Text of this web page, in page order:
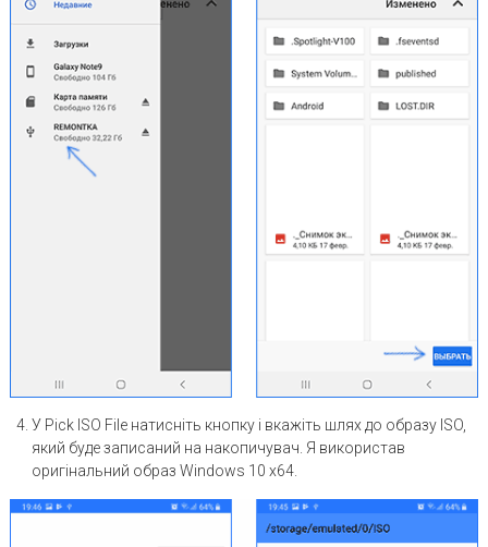
У Pick ISO File натисніть кнопку і вкажіть шлях до образу ISO,
який буде записаний на накопичувач. Я використав
оригінальний образ Windows 10 x64.